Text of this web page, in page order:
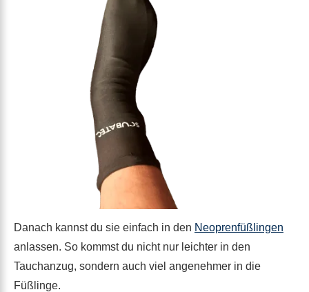
Danach kannst du sie einfach in den Neoprenfüßlingen
anlassen. So kommst du nicht nur leichter in den
Tauchanzug, sondern auch viel angenehmer in die
Füßlinge.